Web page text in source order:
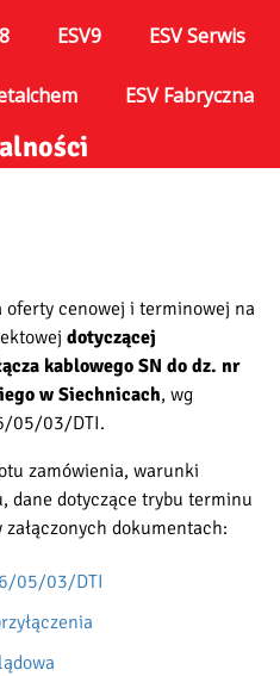
ESV9 ESV Serwis
ESV Fabryczna
oferty cenowej i terminowej na
dotyczącej
kablowego SN do dz. nr
w Siechnicach, wg
05/03/DTI.
zamówienia, warunki
dane dotyczące trybu terminu
dokumentach:
05/03/DTI